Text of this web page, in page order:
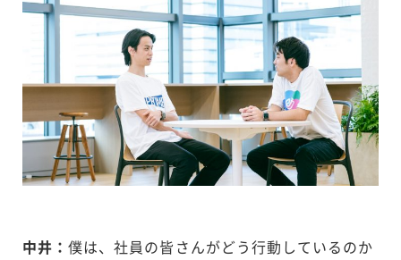
中井：僕は、社員の皆さんがどう行動しているのか